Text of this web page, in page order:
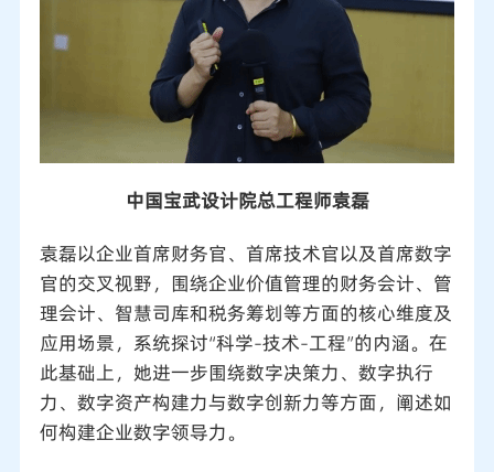
中国宝武设计院总工程师袁磊
袁磊以企业首席财务官、首席技术官以及首席数字
官的交叉视野，围绕企业价值管理的财务会计、管
理会计、智慧司库和税务筹划等方面的核心维度及
应用场景，系统探讨“科学-技术-工程”的内涵。在
此基础上，她进一步围绕数字决策力、数字执行
力、数字资产构建力与数字创新力等方面，阐述如
何构建企业数字领导力。